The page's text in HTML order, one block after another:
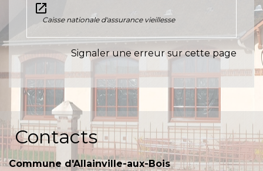
open_in_new
Caisse nationale d'assurance vieillesse
Signaler une erreur sur cette page
Contacts
Commune d'Allainville-aux-Bois